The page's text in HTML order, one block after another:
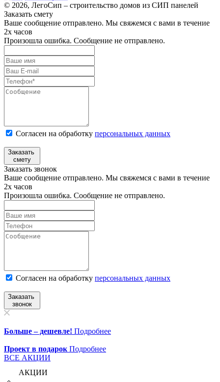
© 2026, ЛегоСип – строительство домов из СИП панелей
Заказать смету
Ваше сообщение отправлено. Мы свяжемся с вами в течение
2х часов
Произошла ошибка. Сообщение не отправлено.
Согласен на обработку персональных данных
Заказать
смету
Заказать звонок
Ваше сообщение отправлено. Мы свяжемся с вами в течение
2х часов
Произошла ошибка. Сообщение не отправлено.
Согласен на обработку персональныx данных
Заказать
звонок
Больше – дешевле! Подробнее
Проект в подарок Подробнее
ВСЕ АКЦИИ
АКЦИИ